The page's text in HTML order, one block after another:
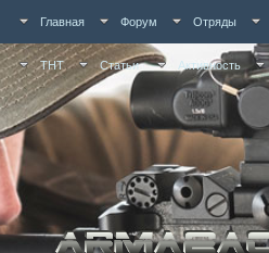
Главная Форум Отряды
ТНТ Статьи Активность